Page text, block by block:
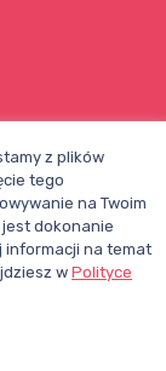
© 1998–2026
z plików
tego
na Twoim
dokonanie
informacji na temat
w Polityce